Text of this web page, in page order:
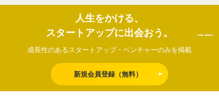
人生をかける、
スタートアップに出会おう。
成長性のあるスタートアップ・ベンチャーのみを掲載
新規会員登録（無料）